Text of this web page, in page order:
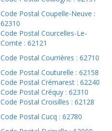
Code Postal Coupelle-Neuve :
62310
Code Postal Courcelles-Le-
Comte : 62121
Code Postal Courrières : 62710
Code Postal Couturelle : 62158
Code Postal Crémarest : 62240
Code Postal Créquy : 62310
Code Postal Croisilles : 62128
Code Postal Cucq : 62780